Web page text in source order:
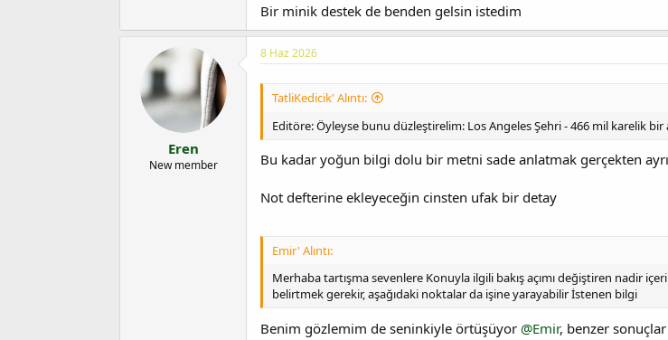
Bir minik destek de benden gelsin istedim
Eren
New member
8 Haz 2026
TatliKedicik' Alıntı:
Editöre: Öyleyse bunu düzleştirelim: Los Angeles Şehri - 466 mil karelik
Bu kadar yoğun bilgi dolu bir metni sade anlatmak gerçekten
Not defterine ekleyeceğin cinsten ufak bir detay
Emir' Alıntı:
Merhaba tartışma sevenlere Konuyla ilgili bakış açımı değiştiren nadir
belirtmek gerekir, aşağıdaki noktalar da işine yarayabilir İstenen bilgi
Benim gözlemim de seninkiyle örtüşüyor @Emir, benzer